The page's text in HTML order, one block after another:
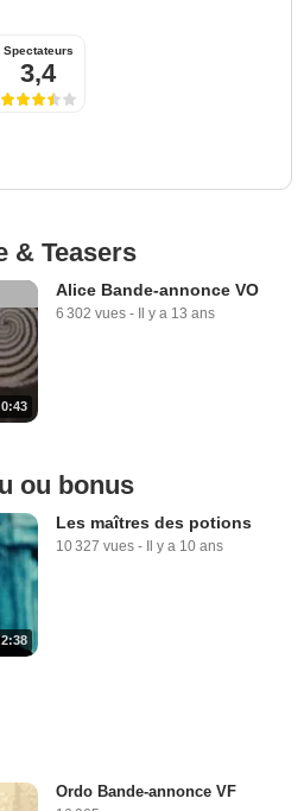
Spectateurs
3,4
& Teasers
0:43
Alice Bande-annonce VO
6 302 vues - Il y a 13 ans
ou bonus
2:38
Les maîtres des potions
10 327 vues - Il y a 10 ans
Ordo Bande-annonce VF